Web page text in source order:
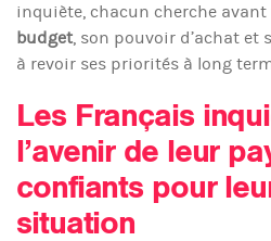
inquiète, chacun cherche
budget, son pouvoir d’achat et
à revoir ses priorités à long
Les Français
l’avenir de leur
confiants pour
situation